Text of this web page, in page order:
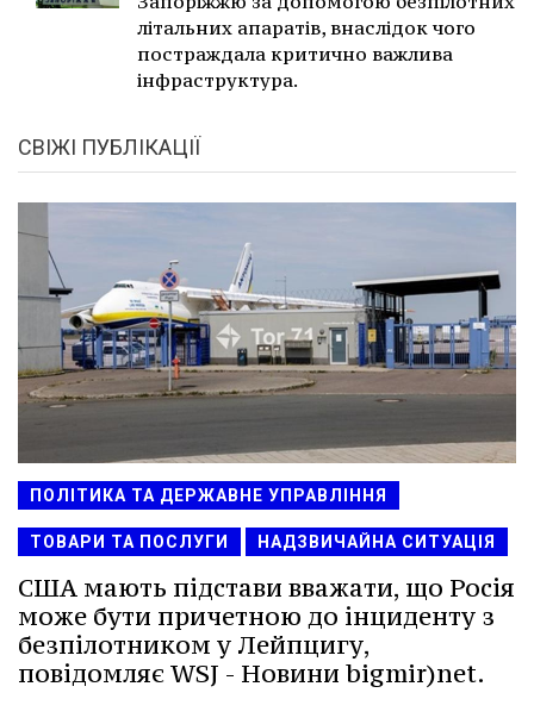
літальних апаратів, внаслідок чого
постраждала критично важлива
інфраструктура.
СВІЖІ ПУБЛІКАЦІЇ
ПОЛІТИКА ТА ДЕРЖАВНЕ УПРАВЛІННЯ
ТОВАРИ ТА ПОСЛУГИ НАДЗВИЧАЙНА СИТУАЦІЯ
США мають підстави вважати, що Росія
може бути причетною до інциденту з
безпілотником у Лейпцигу,
повідомляє WSJ - Новини bigmir)net.